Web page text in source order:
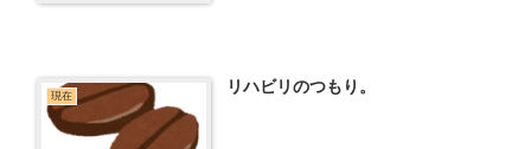
現在 リハビリのつもり。